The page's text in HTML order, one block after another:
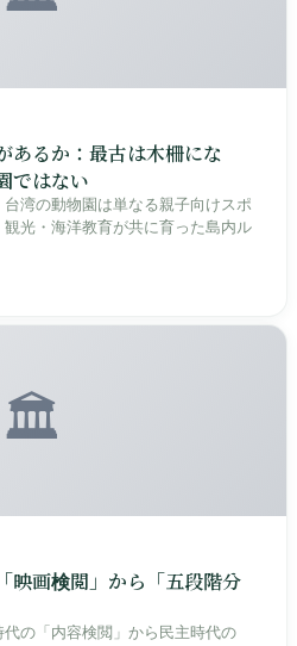
あるか：最古は木柵にな
ではない
湾の動物園は単なる親子向けスポ
光・海洋教育が共に育った島内ル
🏛️
映画検閲」から「五段階分
の「内容検閲」から民主時代の